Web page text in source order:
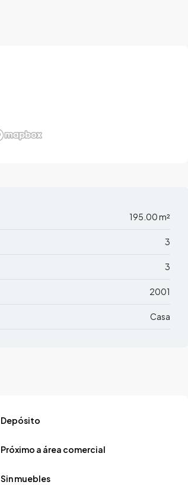
195.00 m²
3
3
2001
Casa
Depósito
Próximo a área comercial
Sin muebles